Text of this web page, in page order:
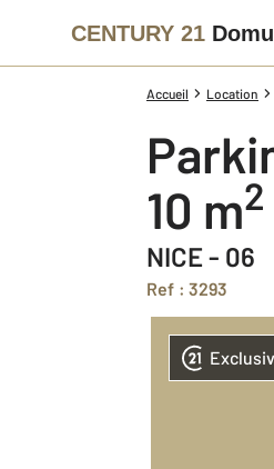
CENTURY 21
Accueil Location
10 m2
NICE - 06
Ref : 3293